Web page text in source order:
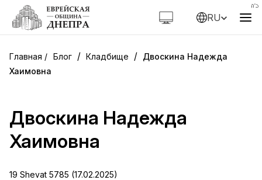
RU
Блог / Кладбище / Двоскина Надежда
Хаимовна
Двоскина Надежда
Хаимовна
19 Shevat 5785 (17.02.2025)